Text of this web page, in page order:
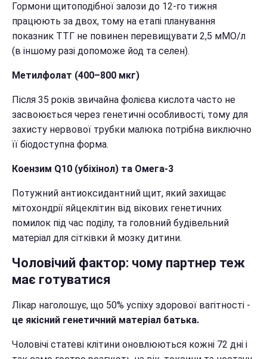
Гормони щитоподібної залози до 12-го тижня
працюють за двох, тому на етапі планування
показник ТТГ не повинен перевищувати 2,5 мМО/л
(в іншому разі допоможе йод та селен).
Метилфолат (400–800 мкг)
Після 35 років звичайна фолієва кислота часто не
засвоюється через генетичні особливості, тому для
захисту нервової трубки малюка потрібна виключно
її біодоступна форма.
Коензим Q10 (убіхінол) та Омега-3
Потужний антиоксидантний щит, який захищає
мітохондрії яйцеклітин від вікових генетичних
помилок під час поділу, та головний будівельний
матеріал для сітківки й мозку дитини.
Чоловічий фактор: чому партнер теж
має готуватися
Лікар наголошує, що 50% успіху здорової вагітності -
це якісний генетичний матеріал батька.
Чоловічі статеві клітини оновлюються кожні 72 дні і